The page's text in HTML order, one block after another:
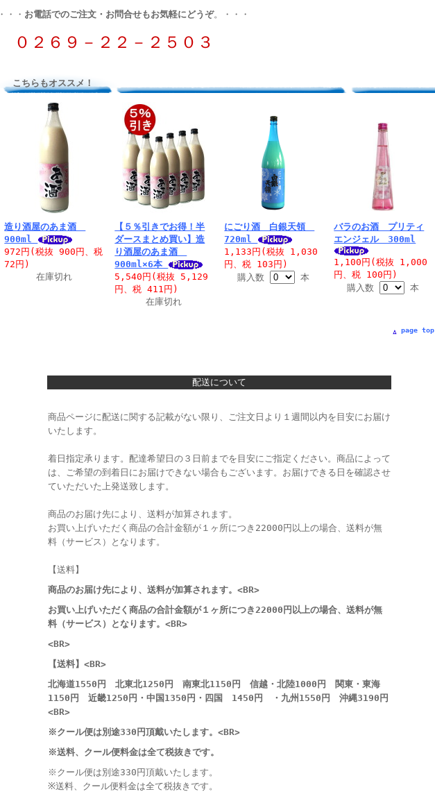
・・・ お電話でのご注文・お問合せもお気軽にどうぞ。・・・
０２６９－２２－２５０３
こちらもオススメ！
造り酒屋のあま酒
900ml
972円(税抜 900円、税
72円)
在庫切れ
【５％引きでお得！半
ダースまとめ買い】造
り酒屋のあま酒
900ml×6本
5,540円(税抜 5,129
円、税 411円)
在庫切れ
にごり酒 白銀天領
720ml
1,133円(税抜 1,030
円、税 103円)
購入数
本
バラのお酒 プリティ
エンジェル 300ml
1,100円(税抜 1,000
円、税 100円)
購入数
本
page top
配送について
商品ページに配送に関する記載がない限り、ご注文日より１週間以内を目安にお届け
いたします。
着日指定承ります。配達希望日の３日前までを目安にご指定ください。商品によって
は、ご希望の到着日にお届けできない場合もございます。お届けできる日を確認させ
ていただいた上発送致します。
商品のお届け先により、送料が加算されます。
お買い上げいただく商品の合計金額が１ヶ所につき22000円以上の場合、送料が無
料（サービス）となります。
【送料】
商品のお届け先により、送料が加算されます。<BR>
お買い上げいただく商品の合計金額が１ヶ所につき22000円以上の場合、送料が無
料（サービス）となります。<BR>
<BR>
【送料】<BR>
北海道1550円 北東北1250円 南東北1150円 信越・北陸1000円 関東・東海
1150円 近畿1250円・中国1350円・四国 1450円 ・九州1550円 沖縄3190円
<BR>
※クール便は別途330円頂戴いたします。<BR>
※送料、クール便料金は全て税抜きです。
※クール便は別途330円頂戴いたします。
※送料、クール便料金は全て税抜きです。